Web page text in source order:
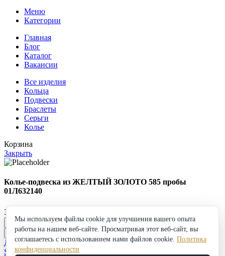
Меню
Категории
Главная
Блог
Каталог
Вакансии
Все изделия
Кольца
Подвески
Браслеты
Серьги
Колье
Корзина
Закрыть
Колье-подвеска из ЖЕЛТЫЙ ЗОЛОТО 585 пробы
01Л632140
34 770
Колье-
подвеска
из
ЖЕЛТЫЙ
в корзину Купить
Добавить в избранное
Shop
Мы используем файлы cookie для улучшения вашего опыта
работы на нашем веб-сайте. Просматривая этот веб-сайт, вы
соглашаетесь с использованием нами файлов cookie. Политика
конфиденциальности